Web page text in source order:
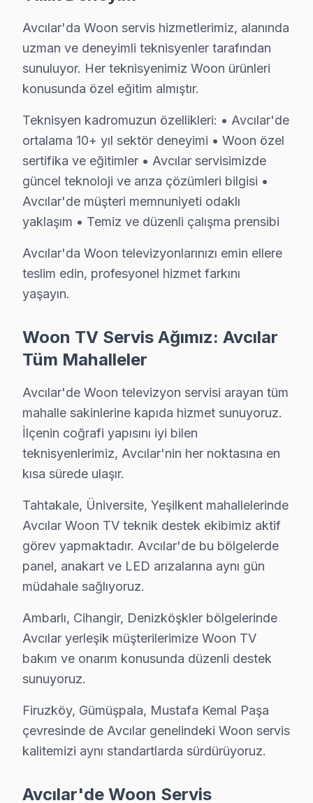
• Avcılar'de anakart SMD komponent incelemesi
• Yazılım ve güncelleme durumu değerlendirmesi —
• Avcılar'de garanti kapsamı ve bakım raporu
Avcılar'da Woon TV Bakım Rehberi – Uzun
Woon ekran'nizin performansını yıllarca korumak
Uzun ömür sırları:
• Ekran parlaklığını Avcılar'de ortam ışığına göre
• Avcılar'de nem ve soğuk ortamlardan televizyon
• Avcılar'de uzun süreli aynı görüntü bırakmayın
• Avcılar'de orijinal güç kablosu ve adaptör kullanın
• Avcılar'de günlük kullanımda standby yerine tam
Bu önerileri uygulayarak Avcılar'da Woon
Yeni bir Woon televizyon aldıysanız, Avcılar'da
Sunduğumuz kurulum seçenekleri:
• Avcılar'de LED TV duvar askısı montajı (sabit,
• Avcılar servisimizde gizli kablo düzeni ve kanal
• Avcılar'de HDMI, ses sistemi ve uydu bağlantı
• Avcılar'de Smart görüntüleme sistemi ağ
• Avcılar servisimizde ekran kalibrasyon ve görüntü
Woon televizyon paneli'nizin ilk açılışından itibaren
Woon Servisi Garanti ve Sonrası Destek
Avcılar Woon TV Servis Garanti Belgesi - 1 Yıl Parça Güvencesi
Avcılar Woon ekran müşterilerimize verdiğimiz söz
• İmzalı Woon garanti belgesi: Avcılar servis
• Woon televizyon ünitesi tamiri sonrası işçilik
• Avcılar Woon sonrası destek: Merak ettiğinizde
Avcılar'de Woon Servis Deneyimi
Avcılar'da Woon servis hizmetlerimiz, alanında
uzman ve deneyimli teknisyenler tarafından
sunuluyor. Her teknisyenimiz Woon ürünleri
konusunda özel eğitim almıştır.
Teknisyen kadromuzun özellikleri: • Avcılar'de
ortalama 10+ yıl sektör deneyimi • Woon özel
sertifika ve eğitimler • Avcılar servisimizde
güncel teknoloji ve arıza çözümleri bilgisi •
Avcılar'de müşteri memnuniyeti odaklı
yaklaşım • Temiz ve düzenli çalışma prensibi
Avcılar'da Woon televizyonlarınızı emin ellere
teslim edin, profesyonel hizmet farkını
yaşayın.
Woon TV Servis Ağımız: Avcılar
Tüm Mahalleler
Avcılar'de Woon televizyon servisi arayan tüm
mahalle sakinlerine kapıda hizmet sunuyoruz.
İlçenin coğrafi yapısını iyi bilen
teknisyenlerimiz, Avcılar'nin her noktasına en
kısa sürede ulaşır.
Tahtakale, Üniversite, Yeşilkent mahallelerinde
Avcılar Woon TV teknik destek ekibimiz aktif
görev yapmaktadır. Avcılar'de bu bölgelerde
panel, anakart ve LED arızalarına aynı gün
müdahale sağlıyoruz.
Ambarlı, Cihangir, Denizköşkler bölgelerinde
Avcılar yerleşik müşterilerimize Woon TV
bakım ve onarım konusunda düzenli destek
sunuyoruz.
Firuzköy, Gümüşpala, Mustafa Kemal Paşa
çevresinde de Avcılar genelindeki Woon servis
kalitemizi aynı standartlarda sürdürüyoruz.
Avcılar'de Woon Servis